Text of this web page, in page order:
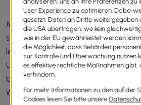
Mit Holz als natürlichem und
schaffen wir nicht nur ein behagliches
legen auch Wert auf Energieeffizienz
Umweltfreundlichkeit. Hochwertige
bringen Licht ins Dach und sorgen für
Wohnkomfort. Ob Dämmung,